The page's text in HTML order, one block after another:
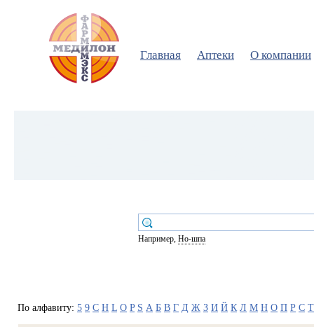
Главная Аптеки О компании
Например, Но-шпа
По алфавиту: 5 9 C H L O P S А Б В Г Д Ж З И Й К Л М Н О П Р С Т